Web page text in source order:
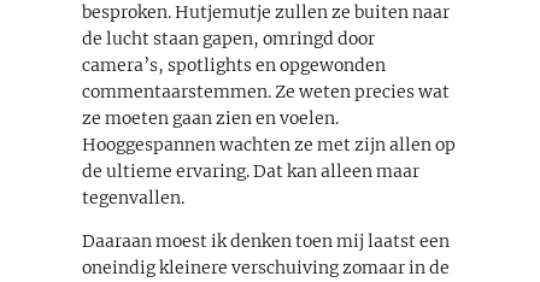
besproken. Hutjemutje zullen ze buiten naar
de lucht staan gapen, omringd door
camera’s, spotlights en opgewonden
commentaarstemmen. Ze weten precies wat
ze moeten gaan zien en voelen.
Hooggespannen wachten ze met zijn allen op
de ultieme ervaring. Dat kan alleen maar
tegenvallen.
Daaraan moest ik denken toen mij laatst een
oneindig kleinere verschuiving zomaar in de